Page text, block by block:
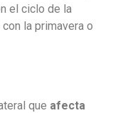
el ciclo de la
la primavera o
que afecta